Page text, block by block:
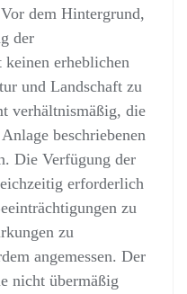
dem Hintergrund,
der
erheblichen
und Landschaft zu
verhältnismäßig, die
beschriebenen
Die Verfügung der
erforderlich
zu
zu
angemessen. Der
nicht übermäßig